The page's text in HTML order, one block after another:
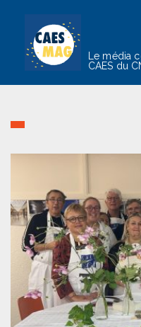
Le média
CAES du